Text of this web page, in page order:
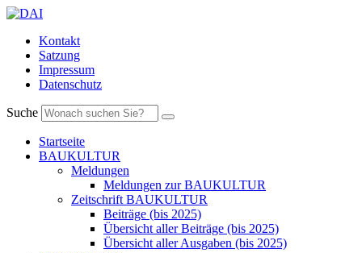
Kontakt
Satzung
Impressum
Datenschutz
Suche
Startseite
BAUKULTUR
Meldungen
Meldungen zur BAUKULTUR
Zeitschrift BAUKULTUR
Beiträge (bis 2025)
Übersicht aller Beiträge (bis 2025)
Übersicht aller Ausgaben (bis 2025)